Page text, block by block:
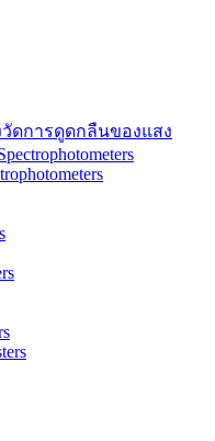
งวัดการดูดกลืนของแสง